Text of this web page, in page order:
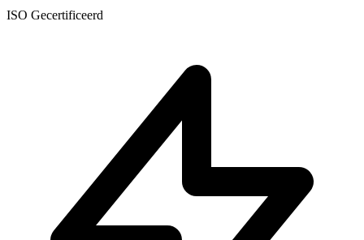
ISO Gecertificeerd